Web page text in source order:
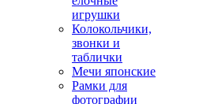
игрушки
Колокольчики,
звонки и
таблички
Мечи японские
Рамки для
фотографии